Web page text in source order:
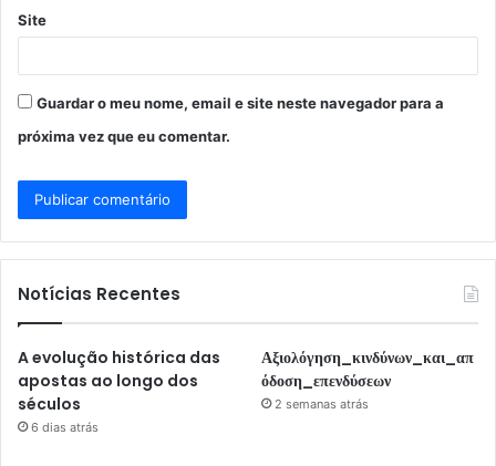
Site
Guardar o meu nome, email e site neste navegador para a
próxima vez que eu comentar.
Notícias Recentes
A evolução histórica das
apostas ao longo dos
séculos
6 dias atrás
Αξιολόγηση_κινδύνων_και_απ
όδοση_επενδύσεων
2 semanas atrás